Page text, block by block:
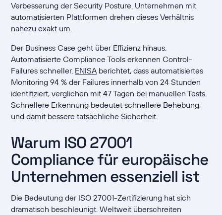
Verbesserung der Security Posture. Unternehmen mit
automatisierten Plattformen drehen dieses Verhältnis
nahezu exakt um.
Der Business Case geht über Effizienz hinaus.
Automatisierte Compliance Tools erkennen Control-
Failures schneller. ENISA berichtet, dass automatisiertes
Monitoring 94 % der Failures innerhalb von 24 Stunden
identifiziert, verglichen mit 47 Tagen bei manuellen Tests.
Schnellere Erkennung bedeutet schnellere Behebung,
und damit bessere tatsächliche Sicherheit.
Warum ISO 27001
Compliance für europäische
Unternehmen essenziell ist
Die Bedeutung der ISO 27001-Zertifizierung hat sich
dramatisch beschleunigt. Weltweit überschreiten